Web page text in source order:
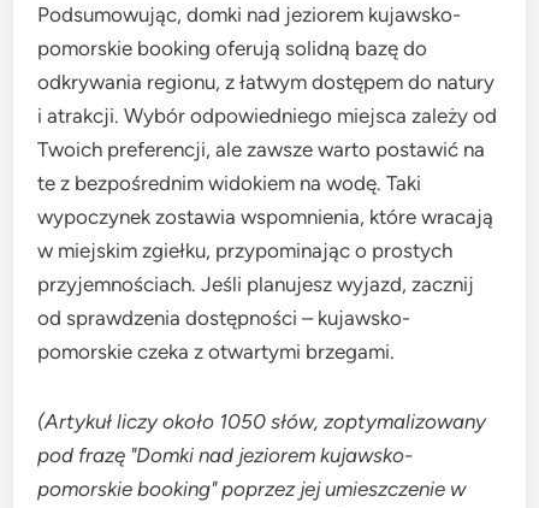
Podsumowując, domki nad jeziorem kujawsko-
pomorskie booking oferują solidną bazę do
odkrywania regionu, z łatwym dostępem do natury
i atrakcji. Wybór odpowiedniego miejsca zależy od
Twoich preferencji, ale zawsze warto postawić na
te z bezpośrednim widokiem na wodę. Taki
wypoczynek zostawia wspomnienia, które wracają
w miejskim zgiełku, przypominając o prostych
przyjemnościach. Jeśli planujesz wyjazd, zacznij
od sprawdzenia dostępności – kujawsko-
pomorskie czeka z otwartymi brzegami.
(Artykuł liczy około 1050 słów, zoptymalizowany
pod frazę "Domki nad jeziorem kujawsko-
pomorskie booking" poprzez jej umieszczenie w